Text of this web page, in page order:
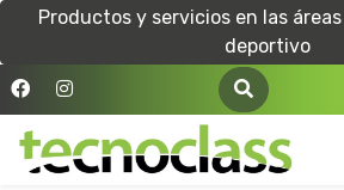
Productos y servicios en las
deportivo